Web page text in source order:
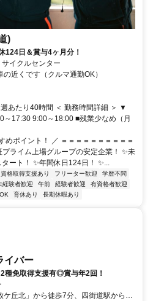
)
124日＆賞与4ヶ月分！
イクルセンター
近くです（クルマ通勤OK）
あたり40時間 ＜ 勤務時間詳細 ＞ ▼
17:30 9:00～18:00 ■残業少なめ（月
めポイント！ ／ ＝＝＝＝＝＝＝＝＝＝
プライム上場グループの安定企業！ ✨未
ート！ ✨年間休日124日！ ✨...
資格取得支援あり フリーター歓迎
学歴不問
経験者歓迎 午前 経験者歓迎
有資格者歓迎
育休あり 長期休暇あり
イバー
種免取得支援有◎賞与年2回！
ケ丘北」から徒歩7分、四街道駅から徒